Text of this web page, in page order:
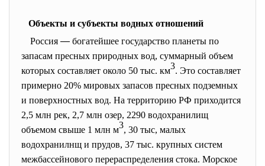
Объекты и субъекты водных отношений
Россия — богатейшее государство планеты по
запасам пресных природных вод, суммарный объем
которых составляет около 50 тыс. км3. Это составляет
примерно 20% мировых запасов пресных подземных
и поверхностных вод. На территорию РФ приходится
2,5 млн рек, 2,7 млн озер, 2290 водохранилищ
объемом свыше 1 млн м3, 30 тыс, малых
водохранилнщ и прудов, 37 тыс. крупных систем
межбассейнового перераспределения стока. Морское